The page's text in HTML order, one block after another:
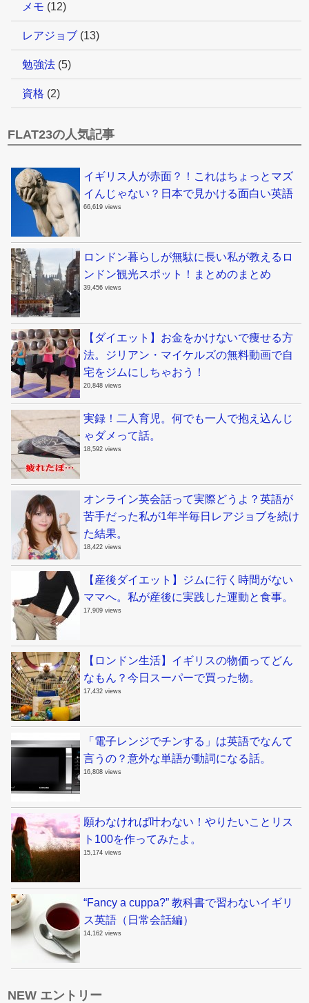
メモ (12)
レアジョブ (13)
勉強法 (5)
資格 (2)
FLAT23の人気記事
イギリス人が赤面？！これはちょっとマズ
イんじゃない？日本で見かける面白い英語
66,619 views
ロンドン暮らしが無駄に長い私が教えるロ
ンドン観光スポット！まとめのまとめ
39,456 views
【ダイエット】お金をかけないで痩せる方
法。ジリアン・マイケルズの無料動画で自
宅をジムにしちゃおう！
20,848 views
実録！二人育児。何でも一人で抱え込んじ
ゃダメって話。
18,592 views
オンライン英会話って実際どうよ？英語が
苦手だった私が1年半毎日レアジョブを続け
た結果。
18,422 views
【産後ダイエット】ジムに行く時間がない
ママへ。私が産後に実践した運動と食事。
17,909 views
【ロンドン生活】イギリスの物価ってどん
なもん？今日スーパーで買った物。
17,432 views
「電子レンジでチンする」は英語でなんて
言うの？意外な単語が動詞になる話。
16,808 views
願わなければ叶わない！やりたいことリス
ト100を作ってみたよ。
15,174 views
“Fancy a cuppa?” 教科書で習わないイギリ
ス英語（日常会話編）
14,162 views
NEW エントリー